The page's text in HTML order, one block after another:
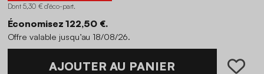
Dont 5,30 € d'éco-part.
Économisez 122,50 €.
Offre valable jusqu’au 18/08/26.
AJOUTER AU PANIER